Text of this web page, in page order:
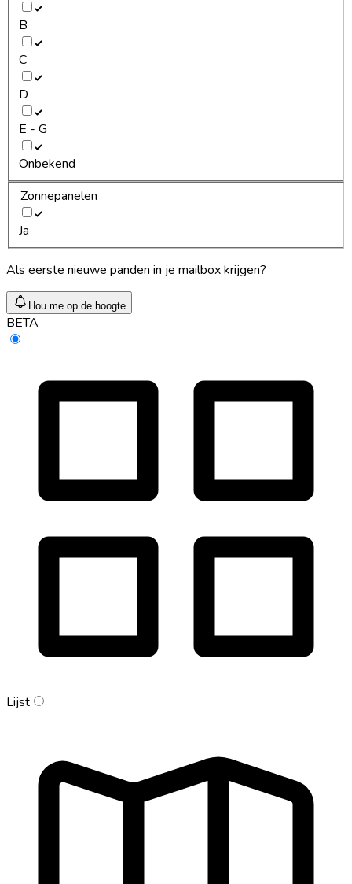
B
C
D
E - G
Onbekend
Zonnepanelen
Ja
Als eerste nieuwe panden in je mailbox krijgen?
Hou me op de hoogte
BETA
Lijst